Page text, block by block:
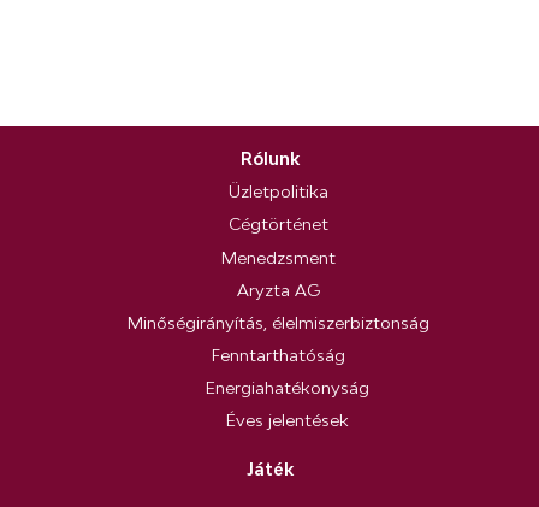
Rólunk
Üzletpolitika
Cégtörténet
Menedzsment
Aryzta AG
Minőségirányítás, élelmiszerbiztonság
Fenntarthatóság
Energiahatékonyság
Éves jelentések
Játék